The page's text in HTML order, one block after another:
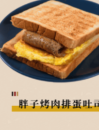
嗆辣肉排蛋吐司